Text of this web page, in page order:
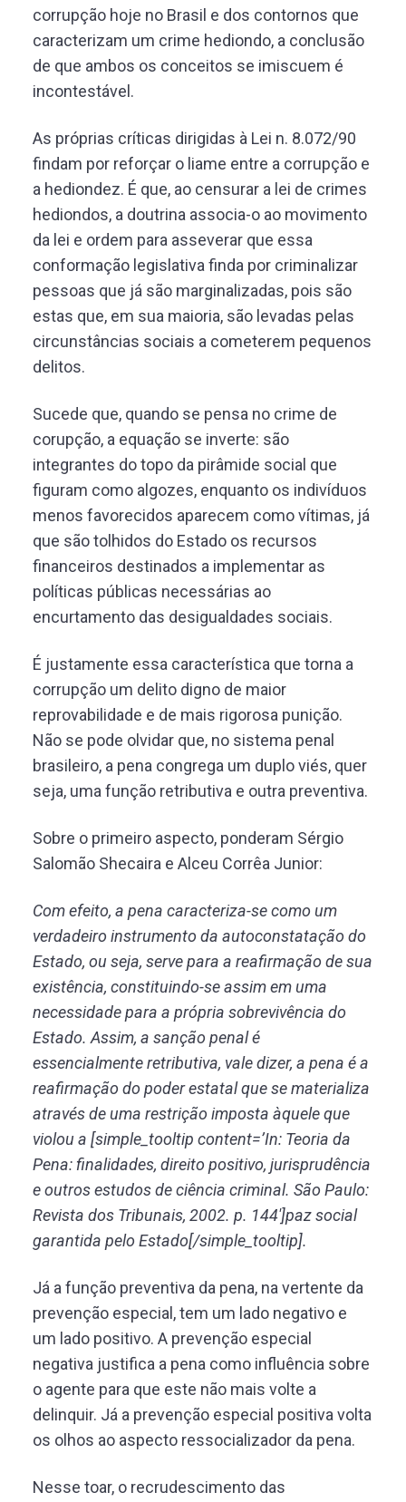
corrupção hoje no Brasil e dos contornos que
caracterizam um crime hediondo, a conclusão
de que ambos os conceitos se imiscuem é
incontestável.
As próprias críticas dirigidas à Lei n. 8.072/90
findam por reforçar o liame entre a corrupção e
a hediondez. É que, ao censurar a lei de crimes
hediondos, a doutrina associa-o ao movimento
da lei e ordem para asseverar que essa
conformação legislativa finda por criminalizar
pessoas que já são marginalizadas, pois são
estas que, em sua maioria, são levadas pelas
circunstâncias sociais a cometerem pequenos
delitos.
Sucede que, quando se pensa no crime de
corupção, a equação se inverte: são
integrantes do topo da pirâmide social que
figuram como algozes, enquanto os indivíduos
menos favorecidos aparecem como vítimas, já
que são tolhidos do Estado os recursos
financeiros destinados a implementar as
políticas públicas necessárias ao
encurtamento das desigualdades sociais.
É justamente essa característica que torna a
corrupção um delito digno de maior
reprovabilidade e de mais rigorosa punição.
Não se pode olvidar que, no sistema penal
brasileiro, a pena congrega um duplo viés, quer
seja, uma função retributiva e outra preventiva.
Sobre o primeiro aspecto, ponderam Sérgio
Salomão Shecaira e Alceu Corrêa Junior:
Com efeito, a pena caracteriza-se como um
verdadeiro instrumento da autoconstatação do
Estado, ou seja, serve para a reafirmação de sua
existência, constituindo-se assim em uma
necessidade para a própria sobrevivência do
Estado. Assim, a sanção penal é
essencialmente retributiva, vale dizer, a pena é a
reafirmação do poder estatal que se materializa
através de uma restrição imposta àquele que
violou a [simple_tooltip content=’In: Teoria da
Pena: finalidades, direito positivo, jurisprudência
e outros estudos de ciência criminal. São Paulo:
Revista dos Tribunais, 2002. p. 144′]paz social
garantida pelo Estado[/simple_tooltip].
Já a função preventiva da pena, na vertente da
prevenção especial, tem um lado negativo e
um lado positivo. A prevenção especial
negativa justifica a pena como influência sobre
o agente para que este não mais volte a
delinquir. Já a prevenção especial positiva volta
os olhos ao aspecto ressocializador da pena.
Nesse toar, o recrudescimento das